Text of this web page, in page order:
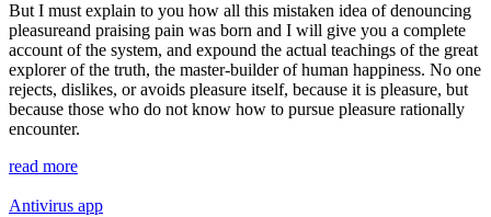
But I must explain to you how all this mistaken idea of denouncing
pleasureand praising pain was born and I will give you a complete
account of the system, and expound the actual teachings of the great
explorer of the truth, the master-builder of human happiness. No one
rejects, dislikes, or avoids pleasure itself, because it is pleasure, but
because those who do not know how to pursue pleasure rationally
encounter.
read more
Antivirus app